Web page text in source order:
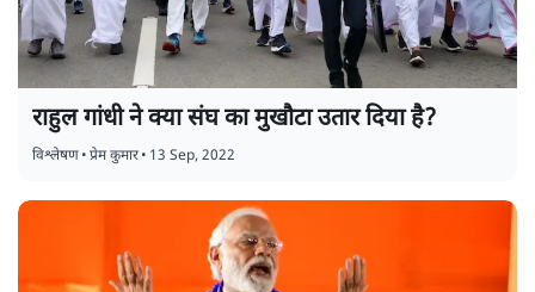
राहुल गांधी ने क्या संघ का मुखौटा उतार दिया है?
विश्लेषण•प्रेम कुमार• 13 Sep, 2022